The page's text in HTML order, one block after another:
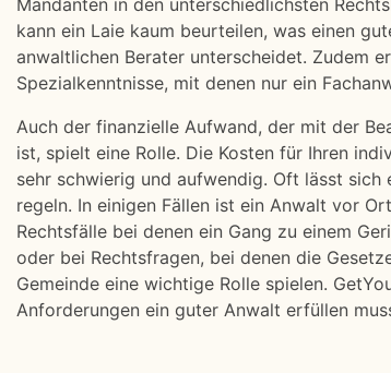
Mandanten in den unterschiedlichsten
kann ein Laie kaum beurteilen, was einen
anwaltlichen Berater unterscheidet. Zudem
Spezialkenntnisse, mit denen nur ein
Auch der finanzielle Aufwand, der mit der
ist, spielt eine Rolle. Die Kosten für Ihren
sehr schwierig und aufwendig. Oft lässt
regeln. In einigen Fällen ist ein Anwalt vor
Rechtsfälle bei denen ein Gang zu einem
oder bei Rechtsfragen, bei denen die
Gemeinde eine wichtige Rolle spielen.
Anforderungen ein guter Anwalt erfüllen